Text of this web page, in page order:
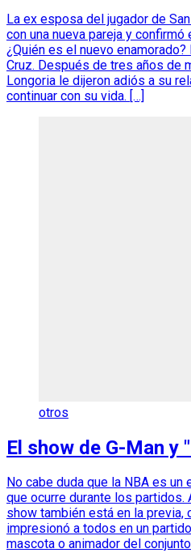
La ex esposa del jugador de
con una nueva pareja y
¿Quién es el nuevo
Cruz. Después de tres años de
Longoria le dijeron adiós a su
continuar con su vida. […]
otros
El show de G-Man y
No cabe duda que la NBA es
que ocurre durante los partidos.
show también está en la previa,
impresionó a todos en un
mascota o animador del